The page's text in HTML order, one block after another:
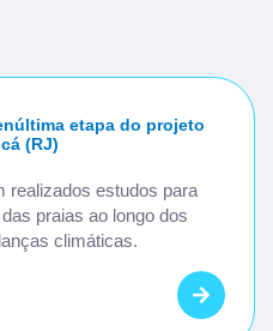
etapa do projeto
(RJ)
realizados estudos para
praias ao longo dos
climáticas.